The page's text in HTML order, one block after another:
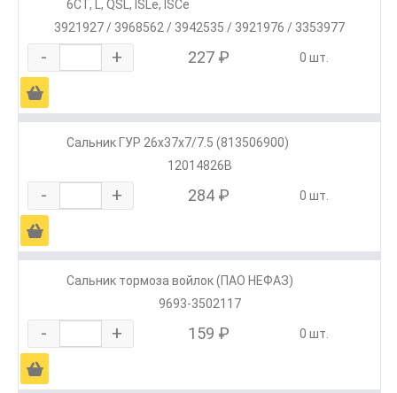
6CT, L, QSL, ISLe, ISCe
3921927 / 3968562 / 3942535 / 3921976 / 3353977
- + 227 ₽ 0 шт.
Ä
Сальник ГУР 26x37x7/7.5 (813506900)
12014826B
- + 284 ₽ 0 шт.
Ä
Сальник тормоза войлок (ПАО НЕФАЗ)
9693-3502117
- + 159 ₽ 0 шт.
Ä